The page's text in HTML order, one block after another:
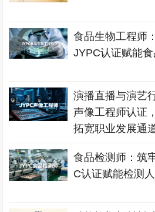
食品生物工程师
JYPC认证赋能
演播直播与演艺
声像工程师认证
拓宽职业发展通
食品检测师：筑
C认证赋能检测